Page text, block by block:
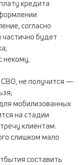
кредита
согласно
частично будет
некому,
СВО, не получится —
мобилизованных
на стадии
клиентам.
слишком мало
составить